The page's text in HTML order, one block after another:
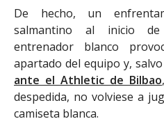
De hecho, un
salmantino al inicio
entrenador blanco
apartado del equipo y,
ante el Athletic de Bilbao
despedida, no volviese a
camiseta blanca.